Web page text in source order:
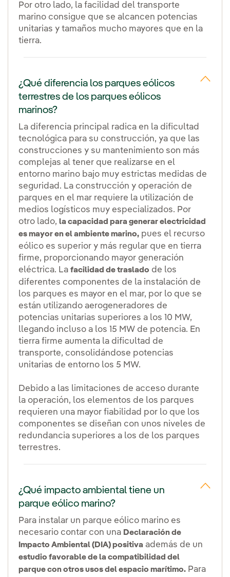
Por otro lado, la facilidad del transporte
marino consigue que se alcancen potencias
unitarias y tamaños mucho mayores que en la
tierra.
¿Qué diferencia los parques eólicos
terrestres de los parques eólicos
marinos?
La diferencia principal radica en la dificultad
tecnológica para su construcción, ya que las
construcciones y su mantenimiento son más
complejas al tener que realizarse en el
entorno marino bajo muy estrictas medidas de
seguridad. La construcción y operación de
parques en el mar requiere la utilización de
medios logísticos muy especializados. Por
otro lado, la capacidad para generar electricidad
es mayor en el ambiente marino, pues el recurso
eólico es superior y más regular que en tierra
firme, proporcionando mayor generación
eléctrica. La facilidad de traslado de los
diferentes componentes de la instalación de
los parques es mayor en el mar, por lo que se
están utilizando aerogeneradores de
potencias unitarias superiores a los 10 MW,
llegando incluso a los 15 MW de potencia. En
tierra firme aumenta la dificultad de
transporte, consolidándose potencias
unitarias de entorno los 5 MW.
Debido a las limitaciones de acceso durante
la operación, los elementos de los parques
requieren una mayor fiabilidad por lo que los
componentes se diseñan con unos niveles de
redundancia superiores a los de los parques
terrestres.
¿Qué impacto ambiental tiene un
parque eólico marino?
Para instalar un parque eólico marino es
necesario contar con una Declaración de
Impacto Ambiental (DIA) positiva además de un
estudio favorable de la compatibilidad del
parque con otros usos del espacio marítimo. Para